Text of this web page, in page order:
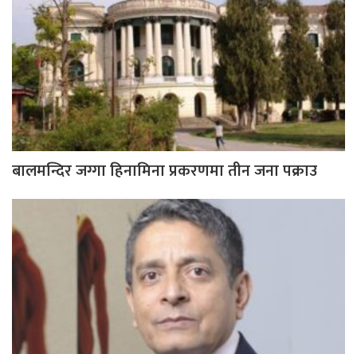
बालमन्दिर जग्गा हिनामिना प्रकरणमा तीन जना पक्राउ